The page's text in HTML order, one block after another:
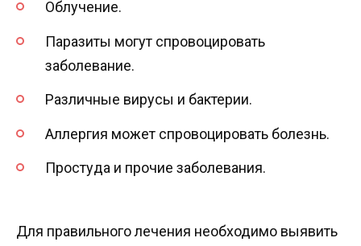
Облучение.
Паразиты могут спровоцировать
заболевание.
Различные вирусы и бактерии.
Аллергия может спровоцировать болезнь.
Простуда и прочие заболевания.
Для правильного лечения необходимо выявить